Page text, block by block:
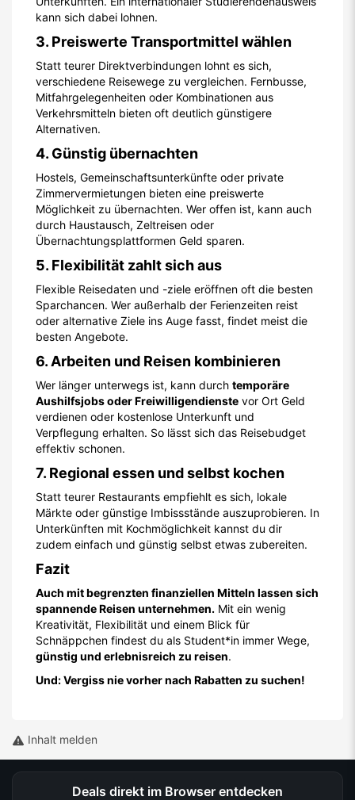
kann sich dabei lohnen.
3. Preiswerte Transportmittel wählen
Statt teurer Direktverbindungen lohnt es sich,
verschiedene Reisewege zu vergleichen. Fernbusse,
Mitfahrgelegenheiten oder Kombinationen aus
Verkehrsmitteln bieten oft deutlich günstigere
Alternativen.
4. Günstig übernachten
Hostels, Gemeinschaftsunterkünfte oder private
Zimmervermietungen bieten eine preiswerte
Möglichkeit zu übernachten. Wer offen ist, kann auch
durch Haustausch, Zeltreisen oder
Übernachtungsplattformen Geld sparen.
5. Flexibilität zahlt sich aus
Flexible Reisedaten und -ziele eröffnen oft die besten
Sparchancen. Wer außerhalb der Ferienzeiten reist
oder alternative Ziele ins Auge fasst, findet meist die
besten Angebote.
6. Arbeiten und Reisen kombinieren
Wer länger unterwegs ist, kann durch temporäre
Aushilfsjobs oder Freiwilligendienste vor Ort Geld
verdienen oder kostenlose Unterkunft und
Verpflegung erhalten. So lässt sich das Reisebudget
effektiv schonen.
7. Regional essen und selbst kochen
Statt teurer Restaurants empfiehlt es sich, lokale
Märkte oder günstige Imbissstände auszuprobieren. In
Unterkünften mit Kochmöglichkeit kannst du dir
zudem einfach und günstig selbst etwas zubereiten.
Fazit
Auch mit begrenzten finanziellen Mitteln lassen sich
spannende Reisen unternehmen. Mit ein wenig
Kreativität, Flexibilität und einem Blick für
Schnäppchen findest du als Student*in immer Wege,
günstig und erlebnisreich zu reisen.
Und: Vergiss nie vorher nach Rabatten zu suchen!
Inhalt melden
Deals direkt im Browser entdecken